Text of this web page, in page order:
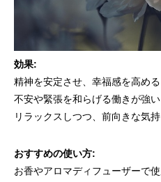
効果:
精神を安定させ、幸福感を高める
不安や緊張を和らげる働きが強い
リラックスしつつ、前向きな気
おすすめの使い方:
お香やアロマディフューザーで使